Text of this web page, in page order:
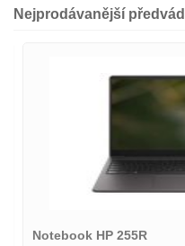
Nejprodávanější
Notebook HP 255R